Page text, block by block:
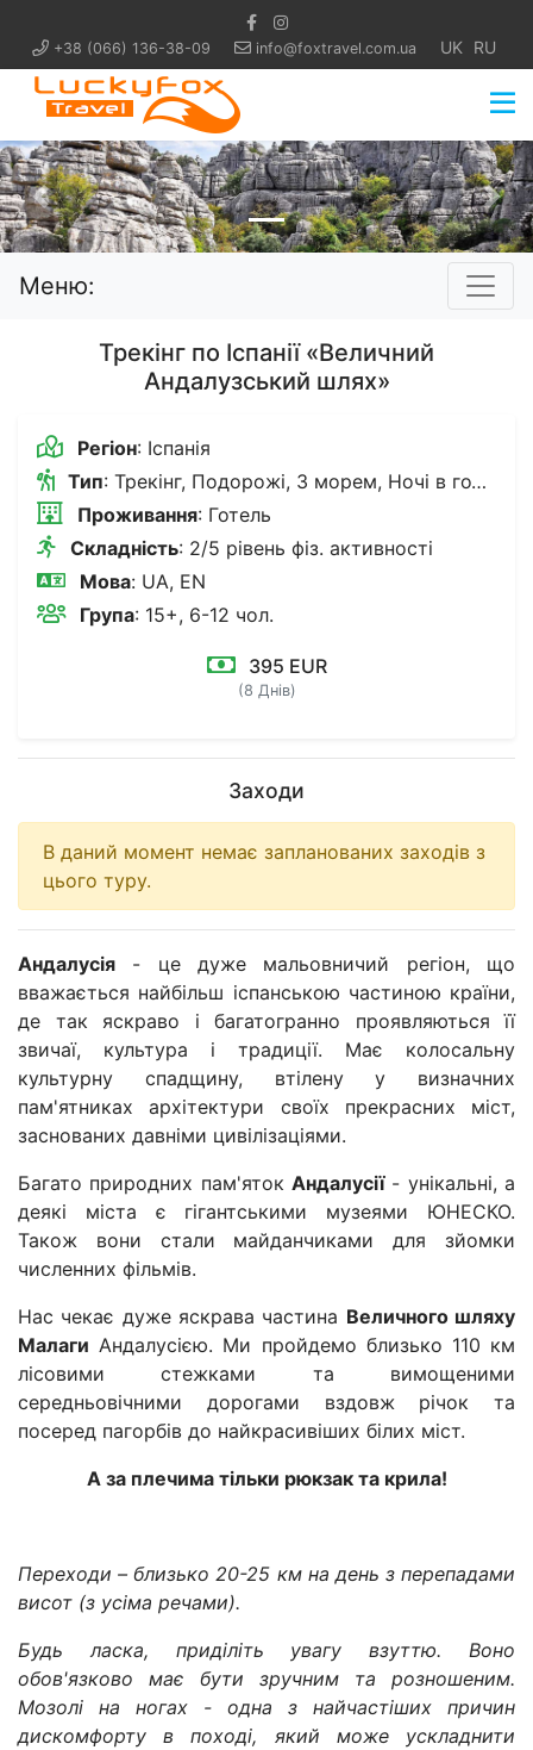
+38 (066) 136-38-09 info@foxtravel.com.ua UK RU
Попередній
Меню:
Трекінг по Іспанії «Величний
Андалузський шлях»
Регіон: Іспанія
Тип: Трекінг, Подорожі, З морем, Ночі в готелях, З дітьми
Проживання: Готель
Складність: 2/5 рівень фіз. активності
Мова: UA, EN
Група: 15+, 6-12 чол.
395 EUR
(8 Днів)
Заходи
В даний момент немає запланованих заходів з
цього туру.
Андалусія - це дуже мальовничий регіон, що
вважається найбільш іспанською частиною країни,
де так яскраво і багатогранно проявляються її
звичаї, культура і традиції. Має колосальну
культурну спадщину, втілену у визначних
пам'ятниках архітектури своїх прекрасних міст,
заснованих давніми цивілізаціями.
Багато природних пам'яток Андалусії- унікальні, а
деякі міста є гігантськими музеями ЮНЕСКО.
Також вони стали майданчиками для зйомки
численних фільмів.
Нас чекає дуже яскрава частина Величного шляху
Малаги Андалусією. Ми пройдемо близько 110 км
лісовими стежками та вимощеними
середньовічними дорогами вздовж річок та
посеред пагорбів до найкрасивіших білих міст.
А за плечима тільки рюкзак та крила!
Переходи – близько 20-25 км на день з перепадами
висот (з усіма речами).
Будь ласка, приділіть увагу взуттю. Воно
обов'язково має бути зручним та розношеним.
Мозолі на ногах - одна з найчастіших причин
дискомфорту в поході, який може ускладнити